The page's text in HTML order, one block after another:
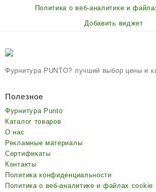
Политика о веб-аналитике и
Добавить виджет
Фурнитура PUNTO? лучший выбор цены и
Полезное
Фурнитура Punto
Каталог товаров
О нас
Рекламные материалы
Сертификаты
Контакты
Политика конфиденциальности
Политика о веб-аналитике и файлах cookie